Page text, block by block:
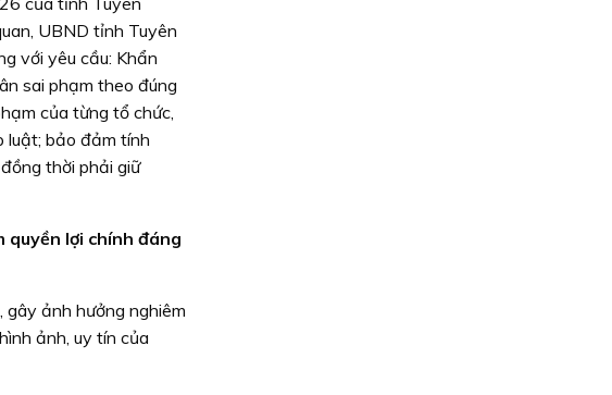
UBND tỉnh Tuyên
với yêu cầu: Khẩn
sai phạm theo đúng
của từng tổ chức,
luật; bảo đảm tính
thời phải giữ
lợi chính đáng
ảnh hưởng nghiêm
ảnh, uy tín của